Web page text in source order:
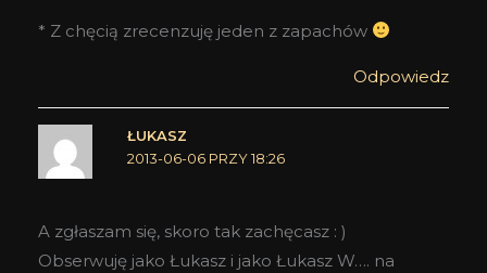
* Z chęcią zrecenzuję jeden z zapachów
Odpowiedz
ŁUKASZ
2013-06-06 PRZY 18:26
A zgłaszam się, skoro tak zachęcasz : )
Obserwuję jako Łukasz i jako Łukasz W…. na